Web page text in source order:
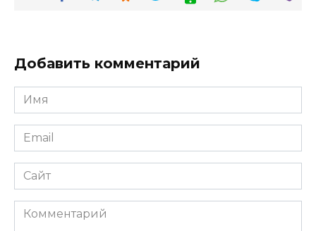
Добавить комментарий
Имя
*
Email
*
Сайт
Комментарий